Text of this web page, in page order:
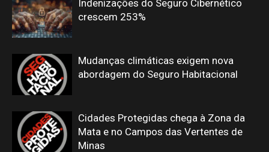
Indenizações do Seguro Cibernético
crescem 253%
Mudanças climáticas exigem nova
abordagem do Seguro Habitacional
Cidades Protegidas chega à Zona da
Mata e no Campos das Vertentes de
Minas